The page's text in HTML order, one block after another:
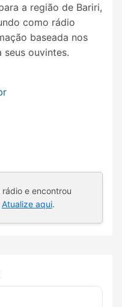
a região de Bariri,
como rádio
baseada nos
seus ouvintes.
e encontrou
Atualize aqui.